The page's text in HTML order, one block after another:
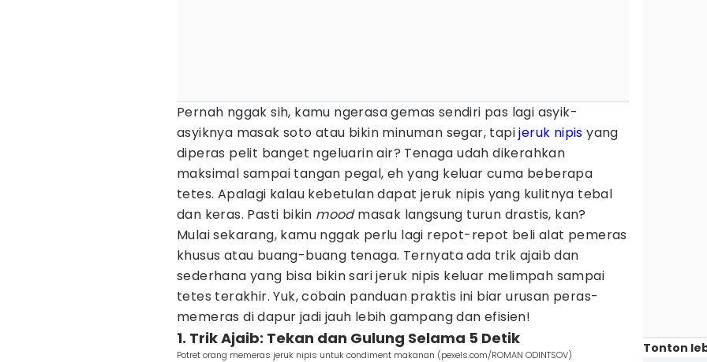
Pernah nggak sih, kamu ngerasa gemas sendiri pas lagi asyik-
asyiknya masak soto atau bikin minuman segar, tapijeruk nipis yang
diperas pelit banget ngeluarin air? Tenaga udah dikerahkan
maksimal sampai tangan pegal, eh yang keluar cuma beberapa
tetes. Apalagi kalau kebetulan dapat jeruk nipis yang kulitnya tebal
dan keras. Pasti bikin moodmasak langsung turun drastis, kan?
Mulai sekarang, kamu nggak perlu lagi repot-repot beli alat pemeras
khusus atau buang-buang tenaga. Ternyata ada trik ajaib dan
sederhana yang bisa bikin sari jeruk nipis keluar melimpah sampai
tetes terakhir. Yuk, cobain panduan praktis ini biar urusan peras-
memeras di dapur jadi jauh lebih gampang dan efisien!
1. Trik Ajaib: Tekan dan Gulung Selama 5 Detik
Potret orang memeras jeruk nipis untuk condiment makanan (pexels.com/ROMAN ODINTSOV) Tonton